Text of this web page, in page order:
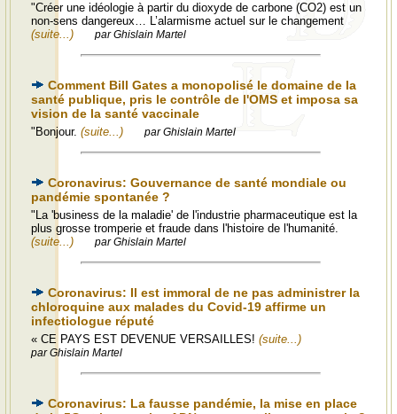
"Créer une idéologie à partir du dioxyde de carbone (CO2) est un
non-sens dangereux… L’alarmisme actuel sur le changement
(suite...)
par Ghislain Martel
Comment Bill Gates a monopolisé le domaine de la
santé publique, pris le contrôle de l'OMS et imposa sa
vision de la santé vaccinale
"Bonjour. (suite...) par Ghislain Martel
Coronavirus: Gouvernance de santé mondiale ou
pandémie spontanée ?
"La 'business de la maladie' de l'industrie pharmaceutique est la
plus grosse tromperie et fraude dans l'histoire de l'humanité.
(suite...)
par Ghislain Martel
Coronavirus: Il est immoral de ne pas administrer la
chloroquine aux malades du Covid-19 affirme un
infectiologue réputé
« CE PAYS EST DEVENUE VERSAILLES! (suite...)
par Ghislain Martel
Coronavirus: La fausse pandémie, la mise en place